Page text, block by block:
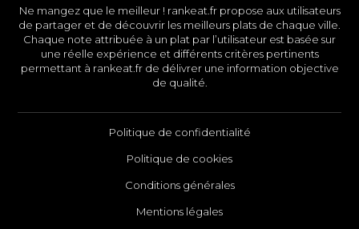
Ne mangez que le meilleur ! rankeat.fr propose aux utilisateurs
de partager et de découvrir les meilleurs plats de chaque ville.
Chaque note attribuée à un plat par l’utilisateur est basée sur
une réelle expérience et différents critères pertinents
permettant à rankeat.fr de délivrer une information objective
de qualité.
Politique de confidentialité
Politique de cookies
Conditions générales
Mentions légales